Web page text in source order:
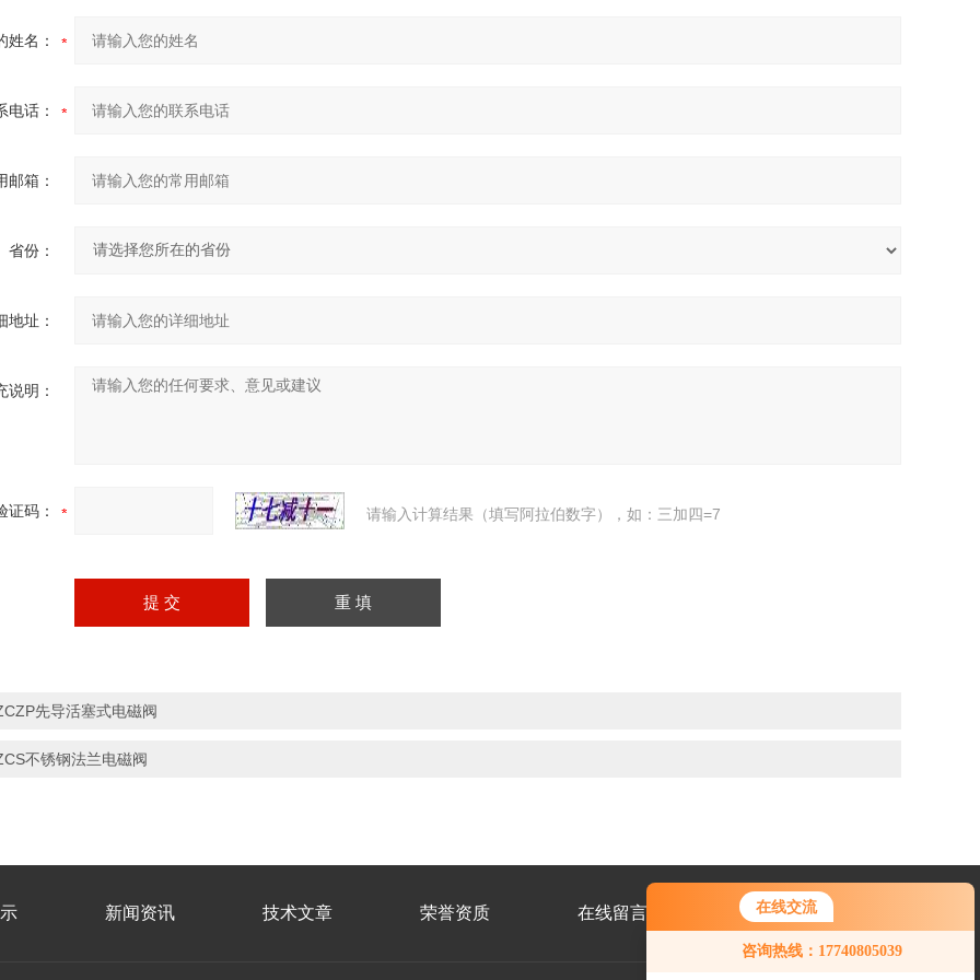
在线交流
咨询热线：17740805039
姓名：
电话：
邮箱：
省份：
地址：
说明：
证码： 请输入计算结果（填写阿拉伯数字），如：三加四=7
先导活塞式电磁阀
不锈钢法兰电磁阀
新闻资讯 技术文章 荣誉资质 在线留言 联系我们